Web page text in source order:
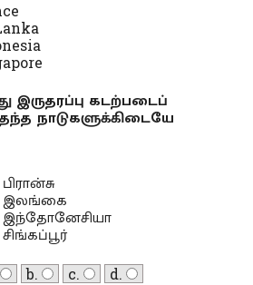
இருதரப்பு கடற்படைப்
நாடுகளுக்கிடையே
இலங்கை
இந்தோனேசியா
b. c. d.